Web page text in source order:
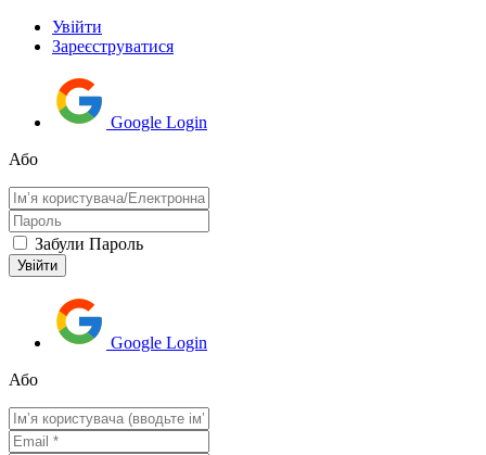
Увійти
Зареєструватися
Google Login
Або
Забули Пароль
Google Login
Або